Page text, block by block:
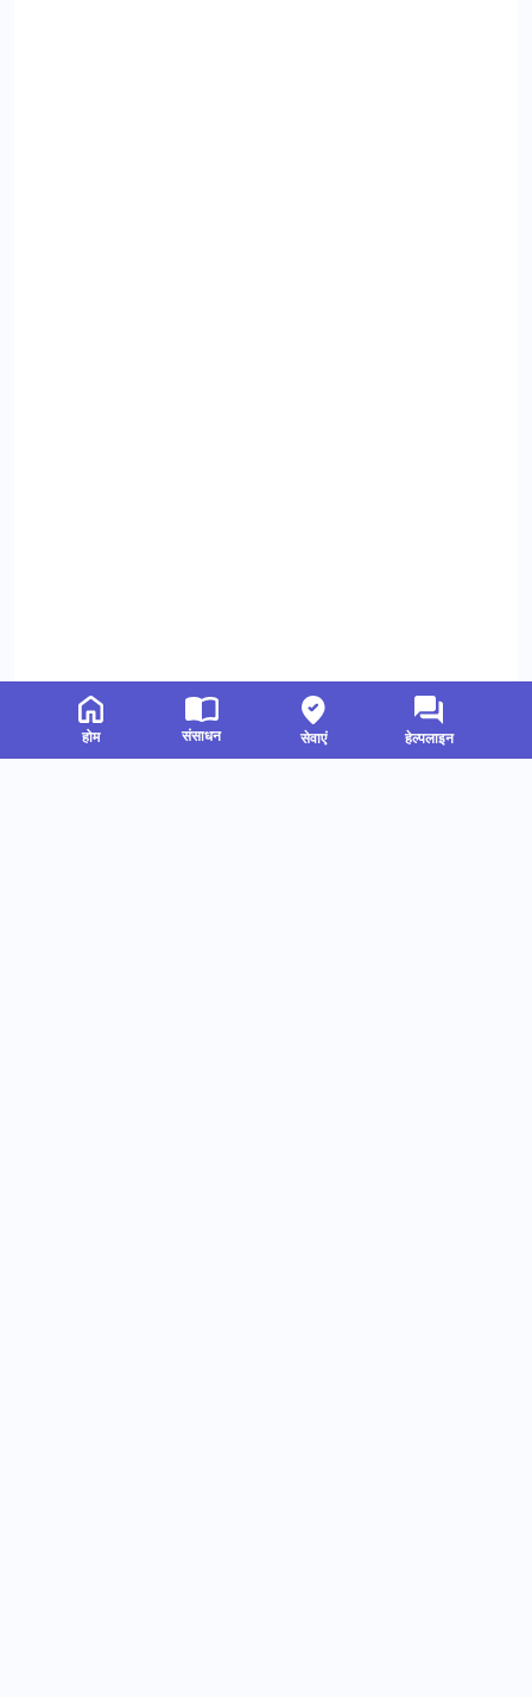
होम संसाधन सेवाएं हेल्पलाइन